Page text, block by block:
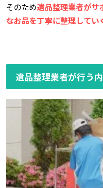
そのため遺品整理業者がサ
なお品を丁寧に整理してい
遺品整理業者が行う